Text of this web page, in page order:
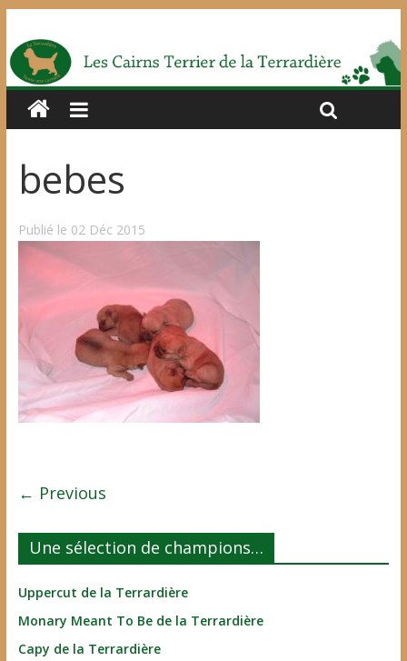
bebes
Publié le 02 Déc 2015
← Previous
Une sélection de champions…
Uppercut de la Terrardière
Monary Meant To Be de la Terrardière
Capy de la Terrardière